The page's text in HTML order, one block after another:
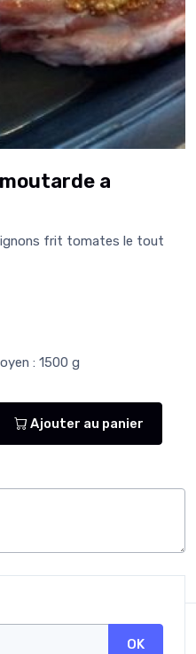
a
frit tomates le tout
: 1500 g
Ajouter au panier
OK